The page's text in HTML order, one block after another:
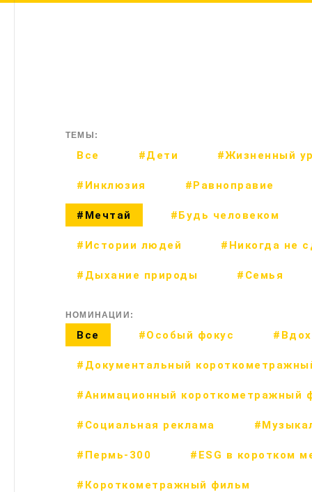
ТЕМЫ:
Все #Дети #Жизненный
#Инклюзия #Равноправие
#Мечтай #Будь человеком
#Истории людей #Никогда не
#Дыхание природы #Семья
НОМИНАЦИИ:
Все #Особый фокус
#Документальный
#Анимационный короткометражный
#Социальная реклама
#Пермь-300 #ESG в коротком
#Короткометражный фильм